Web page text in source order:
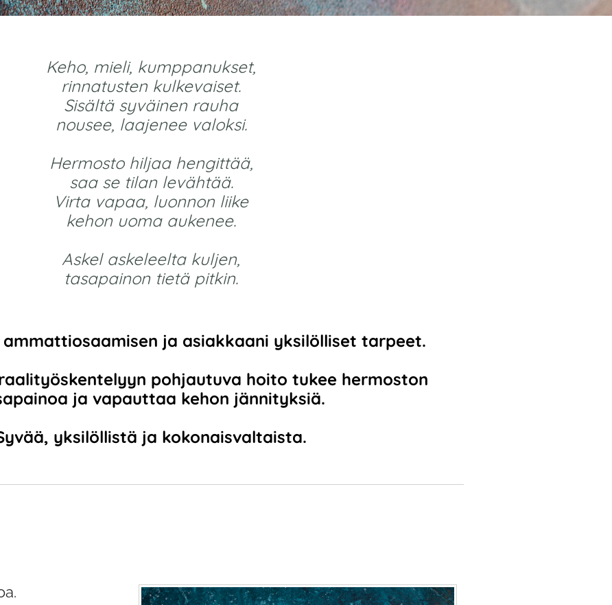
Keho, mieli, kumppanukset,
rinnatusten kulkevaiset.
Sisältä syväinen rauha
nousee, laajenee valoksi.
Hermosto hiljaa hengittää,
saa se tilan levähtää.
Virta vapaa, luonnon liike
kehon uoma aukenee.
Askel askeleelta kuljen,
tasapainon tietä pitkin.
ja asiakkaani yksilölliset tarpeet.
pohjautuva hoito tukee hermoston
ja vapauttaa kehon jännityksiä.
yksilöllistä ja kokonaisvaltaista.